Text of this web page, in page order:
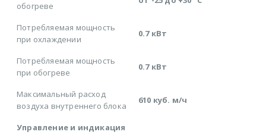
обогреве
Потребляемая мощность
при охлаждении
0.7 кВт
Потребляемая мощность
при обогреве
0.7 кВт
Максимальный расход
воздуха внутреннего блока
610 куб. м/ч
Управление и индикация